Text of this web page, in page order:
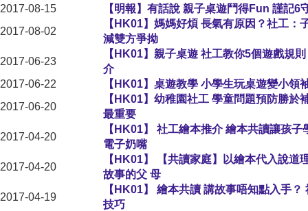
2017-08-15
【明報】有話說 親子桌遊鬥得Fun 謹記6
2017-08-02
【HK01】媽媽好煩 長氣有原因？社工
減雙方爭拗
2017-06-23
【HK01】親子桌遊 社工教你5個遊戲規
介
2017-06-22
【HK01】桌遊教學 小學生玩桌遊變小
2017-06-20
【HK01】幼稚園社工 學童問題預防勝
最重要
2017-04-20
【HK01】 社工繪本推介 繪本共讀讓孩
電子奶嘴
2017-04-20
【HK01】 【共讀家庭】以繪本代入說道
故事的父 母
2017-04-19
【HK01】 繪本共讀 講故事唔知點入手
技巧